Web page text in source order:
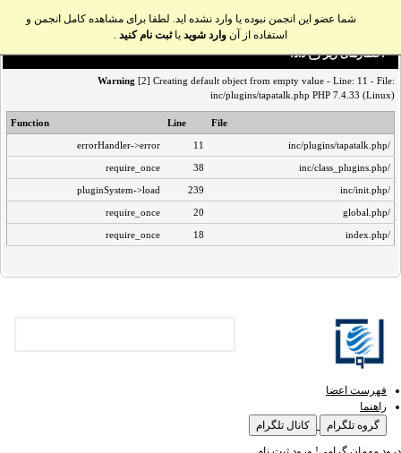
شما عضو این انجمن نبوده یا وارد نشده اید. لطفا برای مشاهده کامل انجمن و
استفاده از آن وارد شوید یاثبت نام کنید .
اخطار‌های زیر رخ داد:
Warning [2] Creating default object from empty value - Line: 11 - File:
inc/plugins/tapatalk.php PHP 7.4.33 (Linux)
File
Line
Function
/inc/plugins/tapatalk.php
11
errorHandler->error
/inc/class_plugins.php
38
require_once
/inc/init.php
239
pluginSystem->load
/global.php
20
require_once
/index.php
18
require_once
فهرست اعضا
راهنما
گروه تلگرام
کانال تلگرام